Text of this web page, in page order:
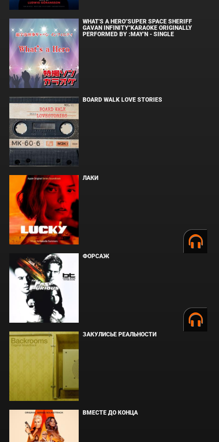
WHAT'S A HERO"SUPER SPACE SHERIFF
GAVAN INFINITY"KARAOKE ORIGINALLY
PERFORMED BY :MAY'N - SINGLE
BOARD WALK LOVE STORIES
ЛАКИ
ФОРСАЖ
ЗАКУЛИСЬЕ РЕАЛЬНОСТИ
ВМЕСТЕ ДО КОНЦА